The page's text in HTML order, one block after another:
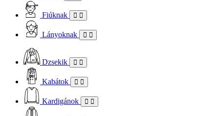
Fiúknak
Lányoknak
Dzsekik
Kabátok
Kardigánok